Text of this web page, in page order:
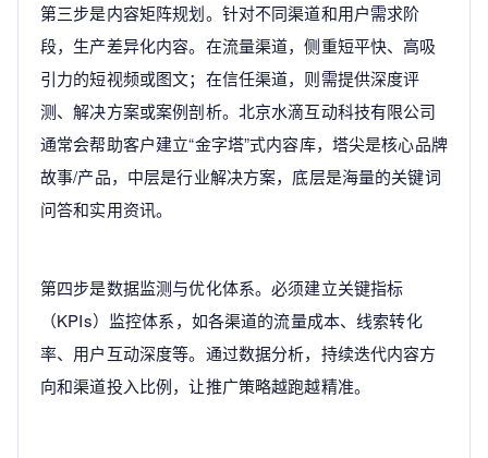
第三步是内容矩阵规划。针对不同渠道和用户需求阶
段，生产差异化内容。在流量渠道，侧重短平快、高吸
引力的短视频或图文；在信任渠道，则需提供深度评
测、解决方案或案例剖析。北京水滴互动科技有限公司
通常会帮助客户建立“金字塔”式内容库，塔尖是核心品牌
故事/产品，中层是行业解决方案，底层是海量的关键词
问答和实用资讯。
第四步是数据监测与优化体系。必须建立关键指标
（KPIs）监控体系，如各渠道的流量成本、线索转化
率、用户互动深度等。通过数据分析，持续迭代内容方
向和渠道投入比例，让推广策略越跑越精准。